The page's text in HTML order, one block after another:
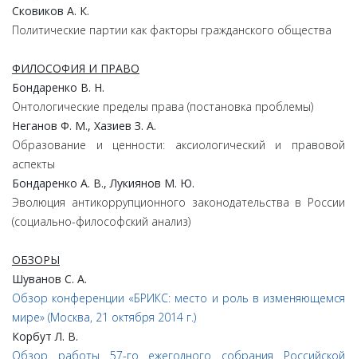
Сковиков А. К.
Политические партии как факторы гражданского общества
ФИЛОСОФИЯ И ПРАВО
Бондаренко В. Н.
Онтологические пределы права (постановка проблемы)
Неганов Ф. М., Хазиев З. А.
Образование и ценности: аксиологический и правовой
аспекты
Бондаренко А. В., Лукиянов М. Ю.
Эволюция антикоррупционного законодательства в России
(социально-философский анализ)
ОБЗОРЫ
Шуванов С. А.
Обзор конференции «БРИКС: место и роль в изменяющемся
мире» (Москва, 21 октября 2014 г.)
Корбут Л. В.
Обзор работы 57-го ежегодного собрания Российской